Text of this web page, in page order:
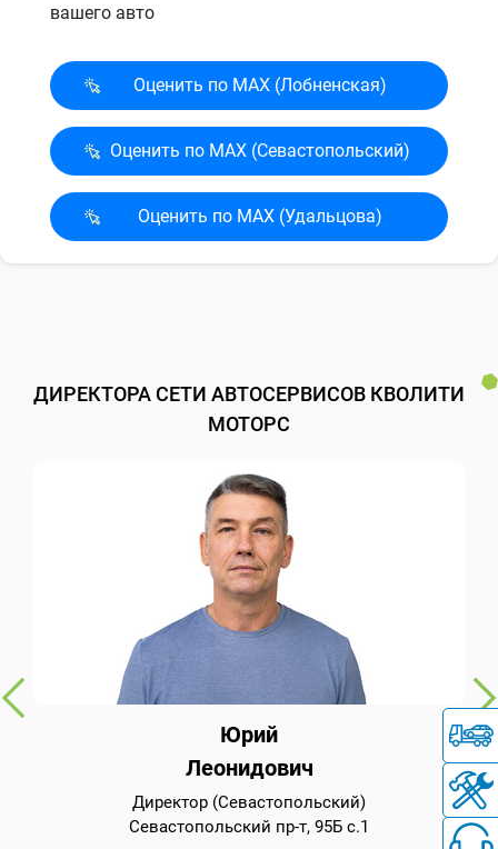
вашего авто
Оценить по MAX (Лобненская)
Оценить по MAX (Севасто­польский)
Оценить по MAX (Удальцова)
ДИРЕКТОРА СЕТИ АВТОСЕРВИСОВ КВОЛИТИ
МОТОРС
Юрий
Леонидович
Директор (Севастопольский)
Севастопольский пр-т, 95Б с.1